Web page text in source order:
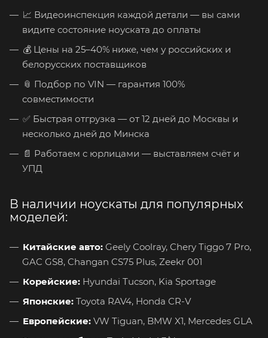
📈 Видеоинспекция каждой детали — вы сами
видите состояние ноуската до оплаты
💰 Цены на 25–40% ниже, чем у российских и
белорусских поставщиков
📎 Подбор по VIN — гарантия 100%
совместимости
✅ Быстрая отгрузка — от 12 дней до Москвы и
несколько дней до Минска
📄 Работаем с юрлицами — выставляем счёт и
УПД
В наличии ноускаты для популярных
моделей:
Китайские авто: Geely Coolray, Chery Tiggo 7 Pro,
GAC GS8, Changan CS75 Plus, Zeekr 001
Корейские: Hyundai Tucson, Kia Sportage
Японские: Toyota RAV4, Honda CR-V
Европейские: VW Tiguan, BMW X1, Mercedes GLA